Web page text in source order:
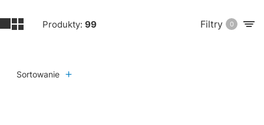
Produkty: 99 Filtry 0
Sortowanie